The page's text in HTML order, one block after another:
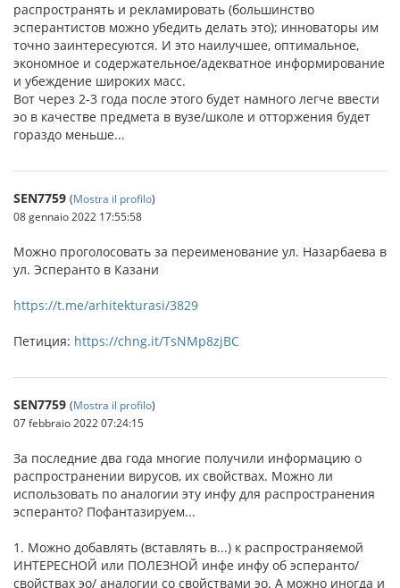
распространять и рекламировать (большинство
эсперантистов можно убедить делать это); инноваторы им
точно заинтересуются. И это наилучшее, оптимальное,
экономное и содержательное/адекватное информирование
и убеждение широких масс.
Вот через 2-3 года после этого будет намного легче ввести
эо в качестве предмета в вузе/школе и отторжения будет
гораздо меньше...
SEN7759 (Mostra il profilo)
08 gennaio 2022 17:55:58
Можно проголосовать за переименование ул. Назарбаева в
ул. Эсперанто в Казани
https://t.me/arhitekturasi/3829
Петиция: https://chng.it/TsNMp8zjBC
SEN7759 (Mostra il profilo)
07 febbraio 2022 07:24:15
За последние два года многие получили информацию о
распространении вирусов, их свойствах. Можно ли
использовать по аналогии эту инфу для распространения
эсперанто? Пофантазируем...
1. Можно добавлять (вставлять в...) к распространяемой
ИНТЕРЕСНОЙ или ПОЛЕЗНОЙ инфе инфу об эсперанто/
свойствах эо/ аналогии со свойствами эо. А можно иногда и